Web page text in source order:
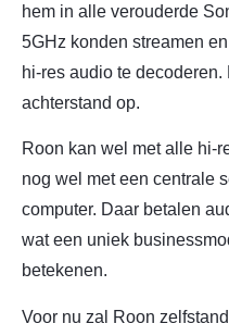
hem in alle verouderde
5GHz konden streamen
hi-res audio te
achterstand op.
Roon kan wel met alle hi-
nog wel met een centrale
computer. Daar betalen
wat een uniek
betekenen.
Voor nu zal Roon